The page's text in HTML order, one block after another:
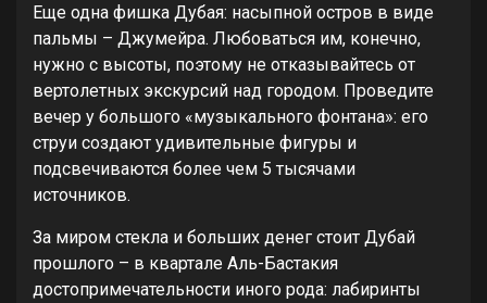
Еще одна фишка Дубая: насыпной остров в виде
пальмы – Джумейра. Любоваться им, конечно,
нужно с высоты, поэтому не отказывайтесь от
вертолетных экскурсий над городом. Проведите
вечер у большого «музыкального фонтана»: его
струи создают удивительные фигуры и
подсвечиваются более чем 5 тысячами
источников.
За миром стекла и больших денег стоит Дубай
прошлого – в квартале Аль-Бастакия
достопримечательности иного рода: лабиринты